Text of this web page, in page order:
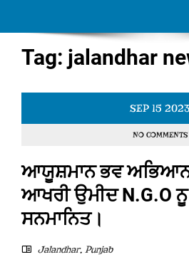
Tag: jalandhar
SEP 15 2023
NO COMMENTS
ਆਯੂਸ਼ਮਾਨ ਭਵ
ਆਖਰੀ ਉਮੀਦ N.G.O
ਸਨਮਾਨਿਤ।
Jalandhar, Punjab